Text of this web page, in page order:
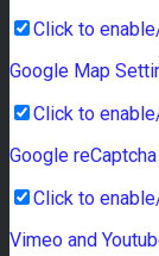
Click to
Google Map
Click to
Google
Click to
Vimeo and